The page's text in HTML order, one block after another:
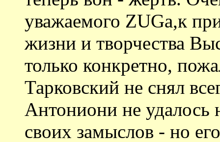
уважаемого ZUGа,к
жизни и творчества
только конкретно,
Тарковский не снял
Антониони не удалось
своих замыслов - но